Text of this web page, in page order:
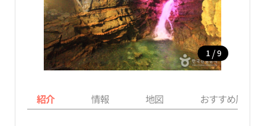
1 / 9
紹介 情報 地図 おすすめ周辺